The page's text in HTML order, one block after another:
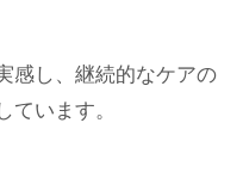
感し、継続的なケアの
ています。